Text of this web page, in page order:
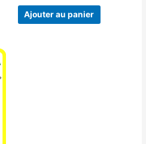
Ajouter au panier